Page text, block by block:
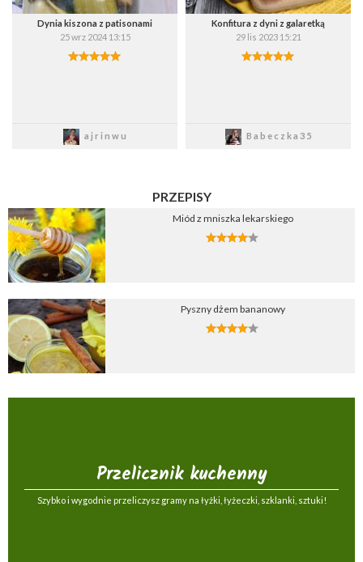
Dynia kiszona z patisonami
25 wrz 2024 13:15
ajrinwu
Zapisz
Konfitura z dyni z galaretką
29 lis 2023 15:21
Babeczka35
PRZEPISY
Miód z mniszka lekarskiego
Pyszny dżem bananowy
Przelicznik kuchenny
Szybko i wygodnie przeliczysz gramy na łyżki, łyżeczki, szklanki, sztuki!